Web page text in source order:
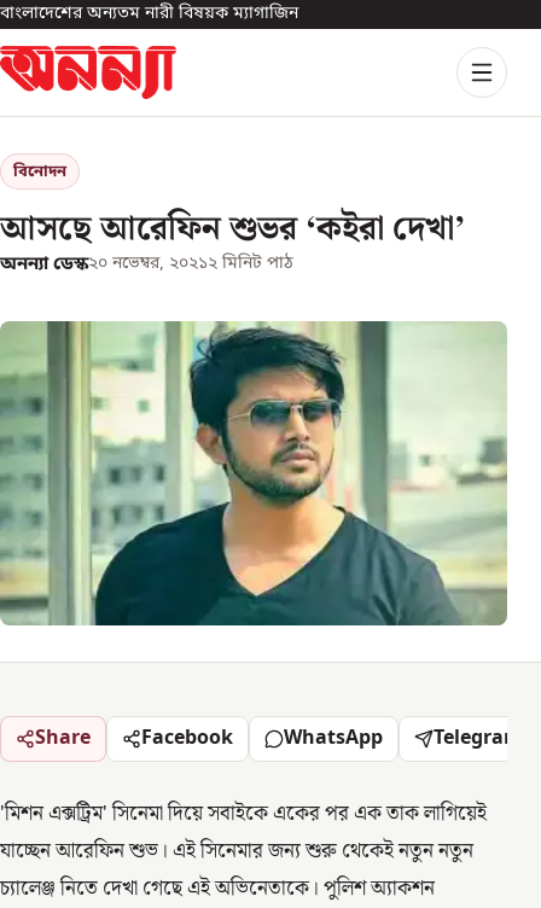
বাংলাদেশের অন্যতম নারী বিষয়ক ম্যাগাজিন
বিনোদন
আসছে আরেফিন শুভর ‘কইরা দেখা’
অনন্যা ডেস্ক২০ নভেম্বর, ২০২১২ মিনিট পাঠ
Share Facebook WhatsApp Telegram
'মিশন এক্সট্রিম' সিনেমা দিয়ে সবাইকে একের পর এক তাক লাগিয়েই
যাচ্ছেন আরেফিন শুভ। এই সিনেমার জন্য শুরু থেকেই নতুন নতুন
চ্যালেঞ্জ নিতে দেখা গেছে এই অভিনেতাকে। পুলিশ অ্যাকশন